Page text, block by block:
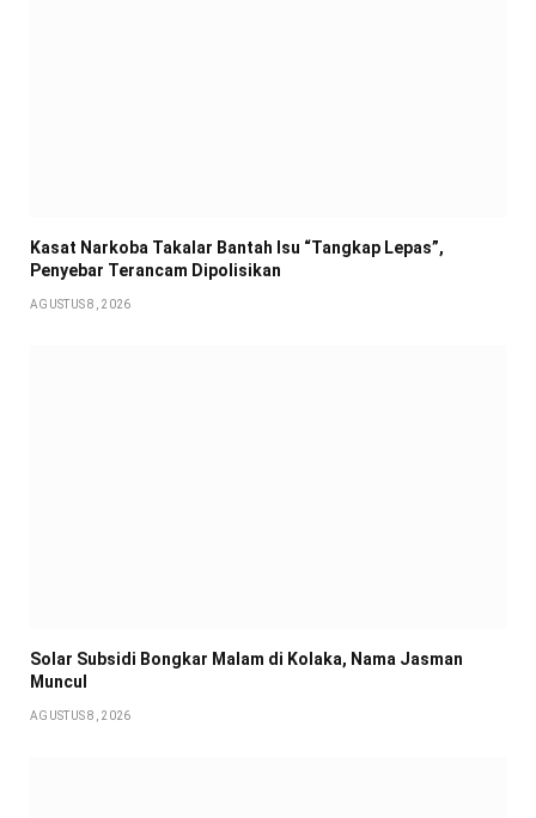
Kasat Narkoba Takalar Bantah Isu “Tangkap Lepas”,
Penyebar Terancam Dipolisikan
AGUSTUS 8, 2026
Solar Subsidi Bongkar Malam di Kolaka, Nama Jasman
Muncul
AGUSTUS 8, 2026